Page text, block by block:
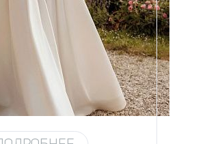
Айвори
Пышный
Жемчуг
Атлас плотный 4,5 метра +
Возможен